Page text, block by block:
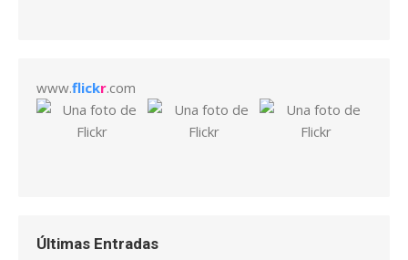
www.flickr.com
Últimas Entradas